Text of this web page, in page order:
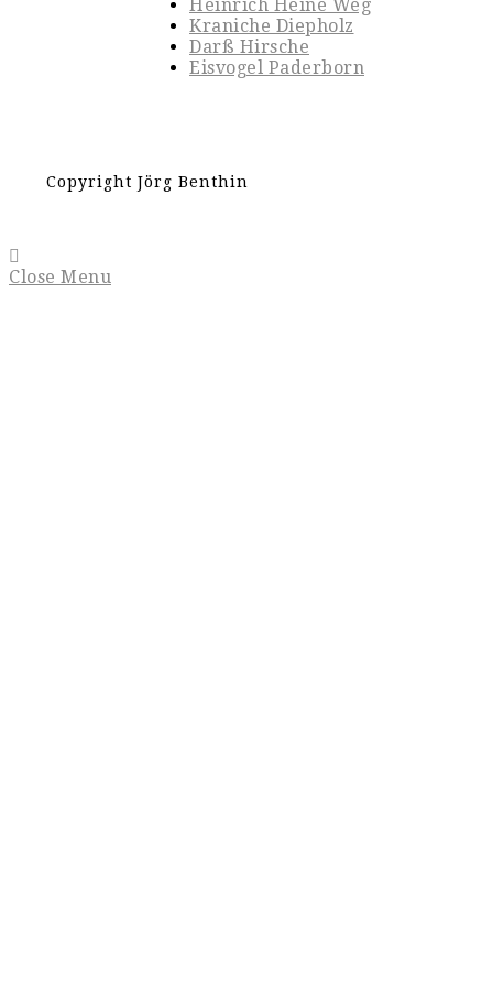
Heinrich Heine Weg
Kraniche Diepholz
Darß Hirsche
Eisvogel Paderborn
Copyright Jörg Benthin
Close Menu